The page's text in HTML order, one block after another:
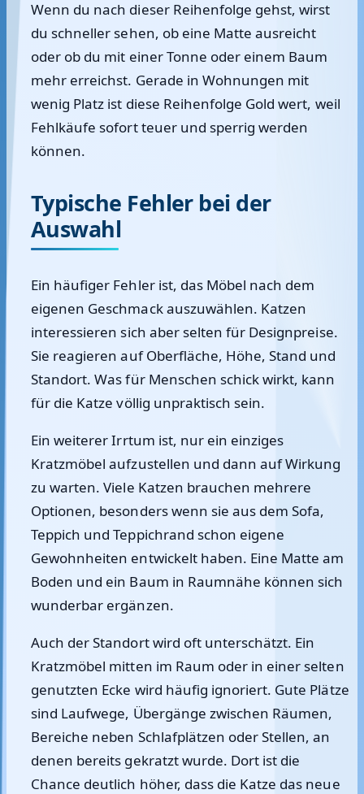
Wenn du nach dieser Reihenfolge gehst, wirst
du schneller sehen, ob eine Matte ausreicht
oder ob du mit einer Tonne oder einem Baum
mehr erreichst. Gerade in Wohnungen mit
wenig Platz ist diese Reihenfolge Gold wert, weil
Fehlkäufe sofort teuer und sperrig werden
können.
Typische Fehler bei der
Auswahl
Ein häufiger Fehler ist, das Möbel nach dem
eigenen Geschmack auszuwählen. Katzen
interessieren sich aber selten für Designpreise.
Sie reagieren auf Oberfläche, Höhe, Stand und
Standort. Was für Menschen schick wirkt, kann
für die Katze völlig unpraktisch sein.
Ein weiterer Irrtum ist, nur ein einziges
Kratzmöbel aufzustellen und dann auf Wirkung
zu warten. Viele Katzen brauchen mehrere
Optionen, besonders wenn sie aus dem Sofa,
Teppich und Teppichrand schon eigene
Gewohnheiten entwickelt haben. Eine Matte am
Boden und ein Baum in Raumnähe können sich
wunderbar ergänzen.
Auch der Standort wird oft unterschätzt. Ein
Kratzmöbel mitten im Raum oder in einer selten
genutzten Ecke wird häufig ignoriert. Gute Plätze
sind Laufwege, Übergänge zwischen Räumen,
Bereiche neben Schlafplätzen oder Stellen, an
denen bereits gekratzt wurde. Dort ist die
Chance deutlich höher, dass die Katze das neue